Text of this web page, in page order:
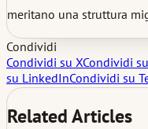
meritano una struttura
Condividi
Condividi su XCondividi
su LinkedInCondividi su
Related Articles